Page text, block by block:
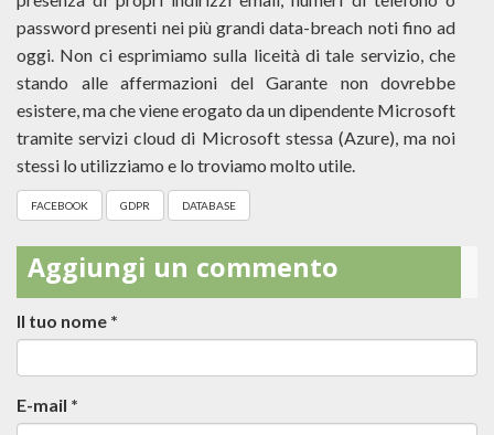
password presenti nei più grandi data-breach noti fino ad
oggi. Non ci esprimiamo sulla liceità di tale servizio, che
stando alle affermazioni del Garante non dovrebbe
esistere, ma che viene erogato da un dipendente Microsoft
tramite servizi cloud di Microsoft stessa (Azure), ma noi
stessi lo utilizziamo e lo troviamo molto utile.
FACEBOOK GDPR DATABASE
Aggiungi un commento
Il tuo nome *
E-mail *